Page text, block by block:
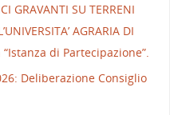
GRAVANTI SU TERRENI
AGRARIA DI
“Istanza di Partecipazione”.
Deliberazione Consiglio